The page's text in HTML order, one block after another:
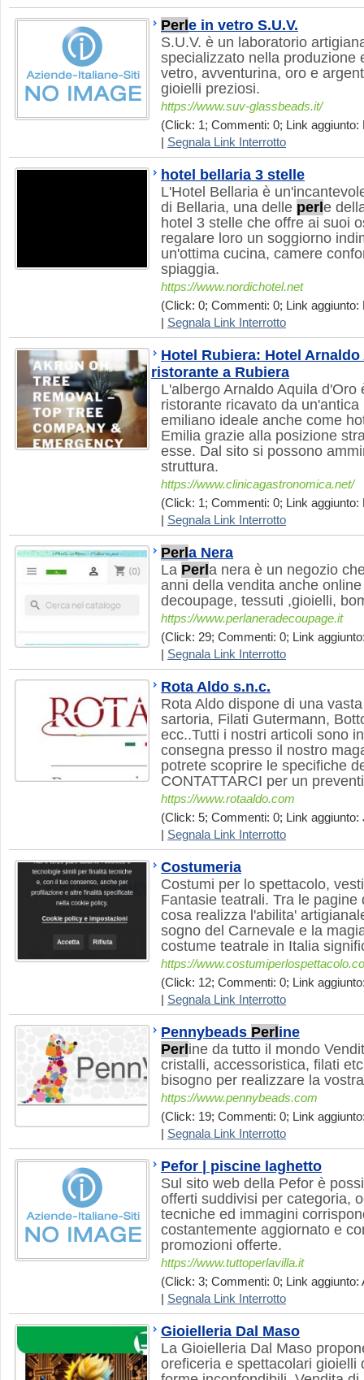
Perl e in vetro S.U.V.
S.U.V. è un laboratorio
specializzato nella produzione
vetro, avventurina, oro e
gioielli preziosi.
https://www.suv-glassbeads.it/
(Click: 1; Commenti: 0; Link aggiunto:
Segnala Link Interrotto
hotel bellaria 3 stelle
L'Hotel Bellaria è
di Bellaria, una delle perl e
hotel 3 stelle che offre ai suoi
regalare loro un soggiorno
un'ottima cucina, camere
spiaggia.
https://www.nordichotel.net
(Click: 0; Commenti: 0; Link aggiunto:
Segnala Link Interrotto
Hotel Rubiera: Hotel
ristorante a Rubiera
L'albergo Arnaldo Aquila
ristorante ricavato da
emiliano ideale anche come
Emilia grazie alla posizione
esse. Dal sito si possono
struttura.
https://www.clinicagastronomica.net/
(Click: 1; Commenti: 0; Link aggiunto:
Segnala Link Interrotto
Perl a Nera
La Perl a nera è un negozio
anni della vendita anche
decoupage, tessuti ,gioielli,
https://www.perlaneradecoupage.it
(Click: 29; Commenti: 0; Link
Segnala Link Interrotto
Rota Aldo s.n.c.
Rota Aldo dispone di una
sartoria, Filati Gutermann,
ecc..Tutti i nostri articoli sono
consegna presso il nostro
potrete scoprire le specifiche
CONTATTARCI per un
https://www.rotaaldo.com
(Click: 5; Commenti: 0; Link aggiunto:
Segnala Link Interrotto
Costumeria
Costumi per lo spettacolo,
Fantasie teatrali. Tra le
cosa realizza l'abilita'
sogno del Carnevale e la
costume teatrale in Italia
https://
(Click: 12; Commenti: 0; Link
Segnala Link Interrotto
Pennybeads Perl ine
Perl ine da tutto il mondo
cristalli, accessoristica, filati
bisogno per realizzare la
https://www.pennybeads.com
(Click: 19; Commenti: 0; Link
Segnala Link Interrotto
Pefor | piscine laghetto
Sul sito web della Pefor è
offerti suddivisi per categoria,
tecniche ed immagini
costantemente aggiornato e
promozioni offerte.
https://www.tuttoperlavilla.it
(Click: 3; Commenti: 0; Link aggiunto:
Segnala Link Interrotto
Gioielleria Dal Maso
La Gioielleria Dal Maso
oreficeria e spettacolari gioielli